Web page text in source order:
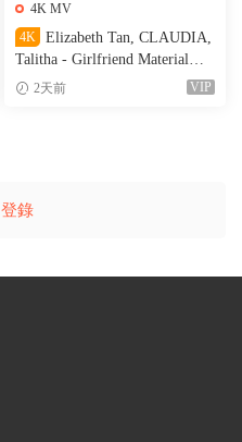
4K MV
4K
Elizabeth Tan, CLAUDIA,
Talitha - Girlfriend Material
（MKV-236M）
2天前 VIP
登錄